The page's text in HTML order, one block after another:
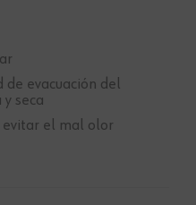
de evacuación del
seca
evitar el mal olor